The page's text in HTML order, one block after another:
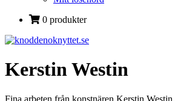
0 produkter
Kerstin Westin
Fina arbeten från konstnären Kerstin Westin.